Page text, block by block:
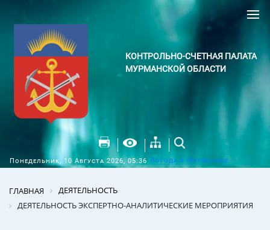
КОНТРОЛЬНО-СЧЕТНАЯ ПАЛАТА
МУРМАНСКОЙ ОБЛАСТИ
Понедельник, 10 Августа 2026, 05:36 Погода в Мурманске
ГЛАВНАЯ
ДЕЯТЕЛЬНОСТЬ
ДЕЯТЕЛЬНОСТЬ ЭКСПЕРТНО-АНАЛИТИЧЕСКИЕ МЕРОПРИЯТИЯ